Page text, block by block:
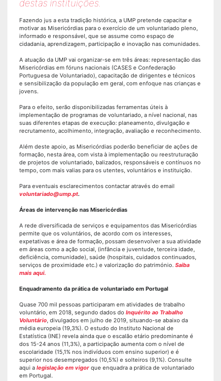
destas instituições.
Fazendo jus a esta tradição histórica, a UMP pretende capacitar e
motivar as Misericórdias para o exercício de um voluntariado pleno,
informado e responsável, que se assume como espaço de
cidadania, aprendizagem, participação e inovação nas comunidades.
A atuação da UMP vai organizar-se em três áreas: representação das
Misericórdias em fóruns nacionais (CASES e Confederação
Portuguesa de Voluntariado), capacitação de dirigentes e técnicos
e sensibilização da população em geral, com enfoque nas crianças e
jovens.
Para o efeito, serão disponibilizadas ferramentas úteis à
implementação de programas de voluntariado, a nível nacional, nas
suas diferentes etapas de execução: planeamento, divulgação e
recrutamento, acolhimento, integração, avaliação e reconhecimento.
Além deste apoio, as Misericórdias poderão beneficiar de ações de
formação, nesta área, com vista à implementação ou reestruturação
de projetos de voluntariado, balizados, responsáveis e contínuos no
tempo, com mais valias para os utentes, voluntários e instituição.
Para eventuais esclarecimentos contactar através do email
voluntariado@ump.pt.
Áreas de intervenção nas Misericórdias
A rede diversificada de serviços e equipamentos das Misericórdias
permite que os voluntários, de acordo com os interesses,
expetativas e área de formação, possam desenvolver a sua atividade
em áreas como a ação social, (infância e juventude, terceira idade,
deficiência, comunidade), saúde (hospitais, cuidados continuados,
serviços de proximidade etc.) e valorização do património. Saiba
mais aqui.
Enquadramento da prática de voluntariado em Portugal
Quase 700 mil pessoas participaram em atividades de trabalho
voluntário, em 2018, segundo dados do Inquérito ao Trabalho
Voluntário , divulgados em julho de 2019, situando-se abaixo da
média europeia (19,3%). O estudo do Instituto Nacional de
Estatística (INE) revela ainda que o escalão etário predominante é
dos 15-24 anos (11,3%), a participação aumenta com o nível de
escolaridade (15,1% nos indivíduos com ensino superior) e é
superior nos desempregados (10,5%) e solteiros (9,1%). Consulte
aqui a legislação em vigor que enquadra a prática de voluntariado
em Portugal.